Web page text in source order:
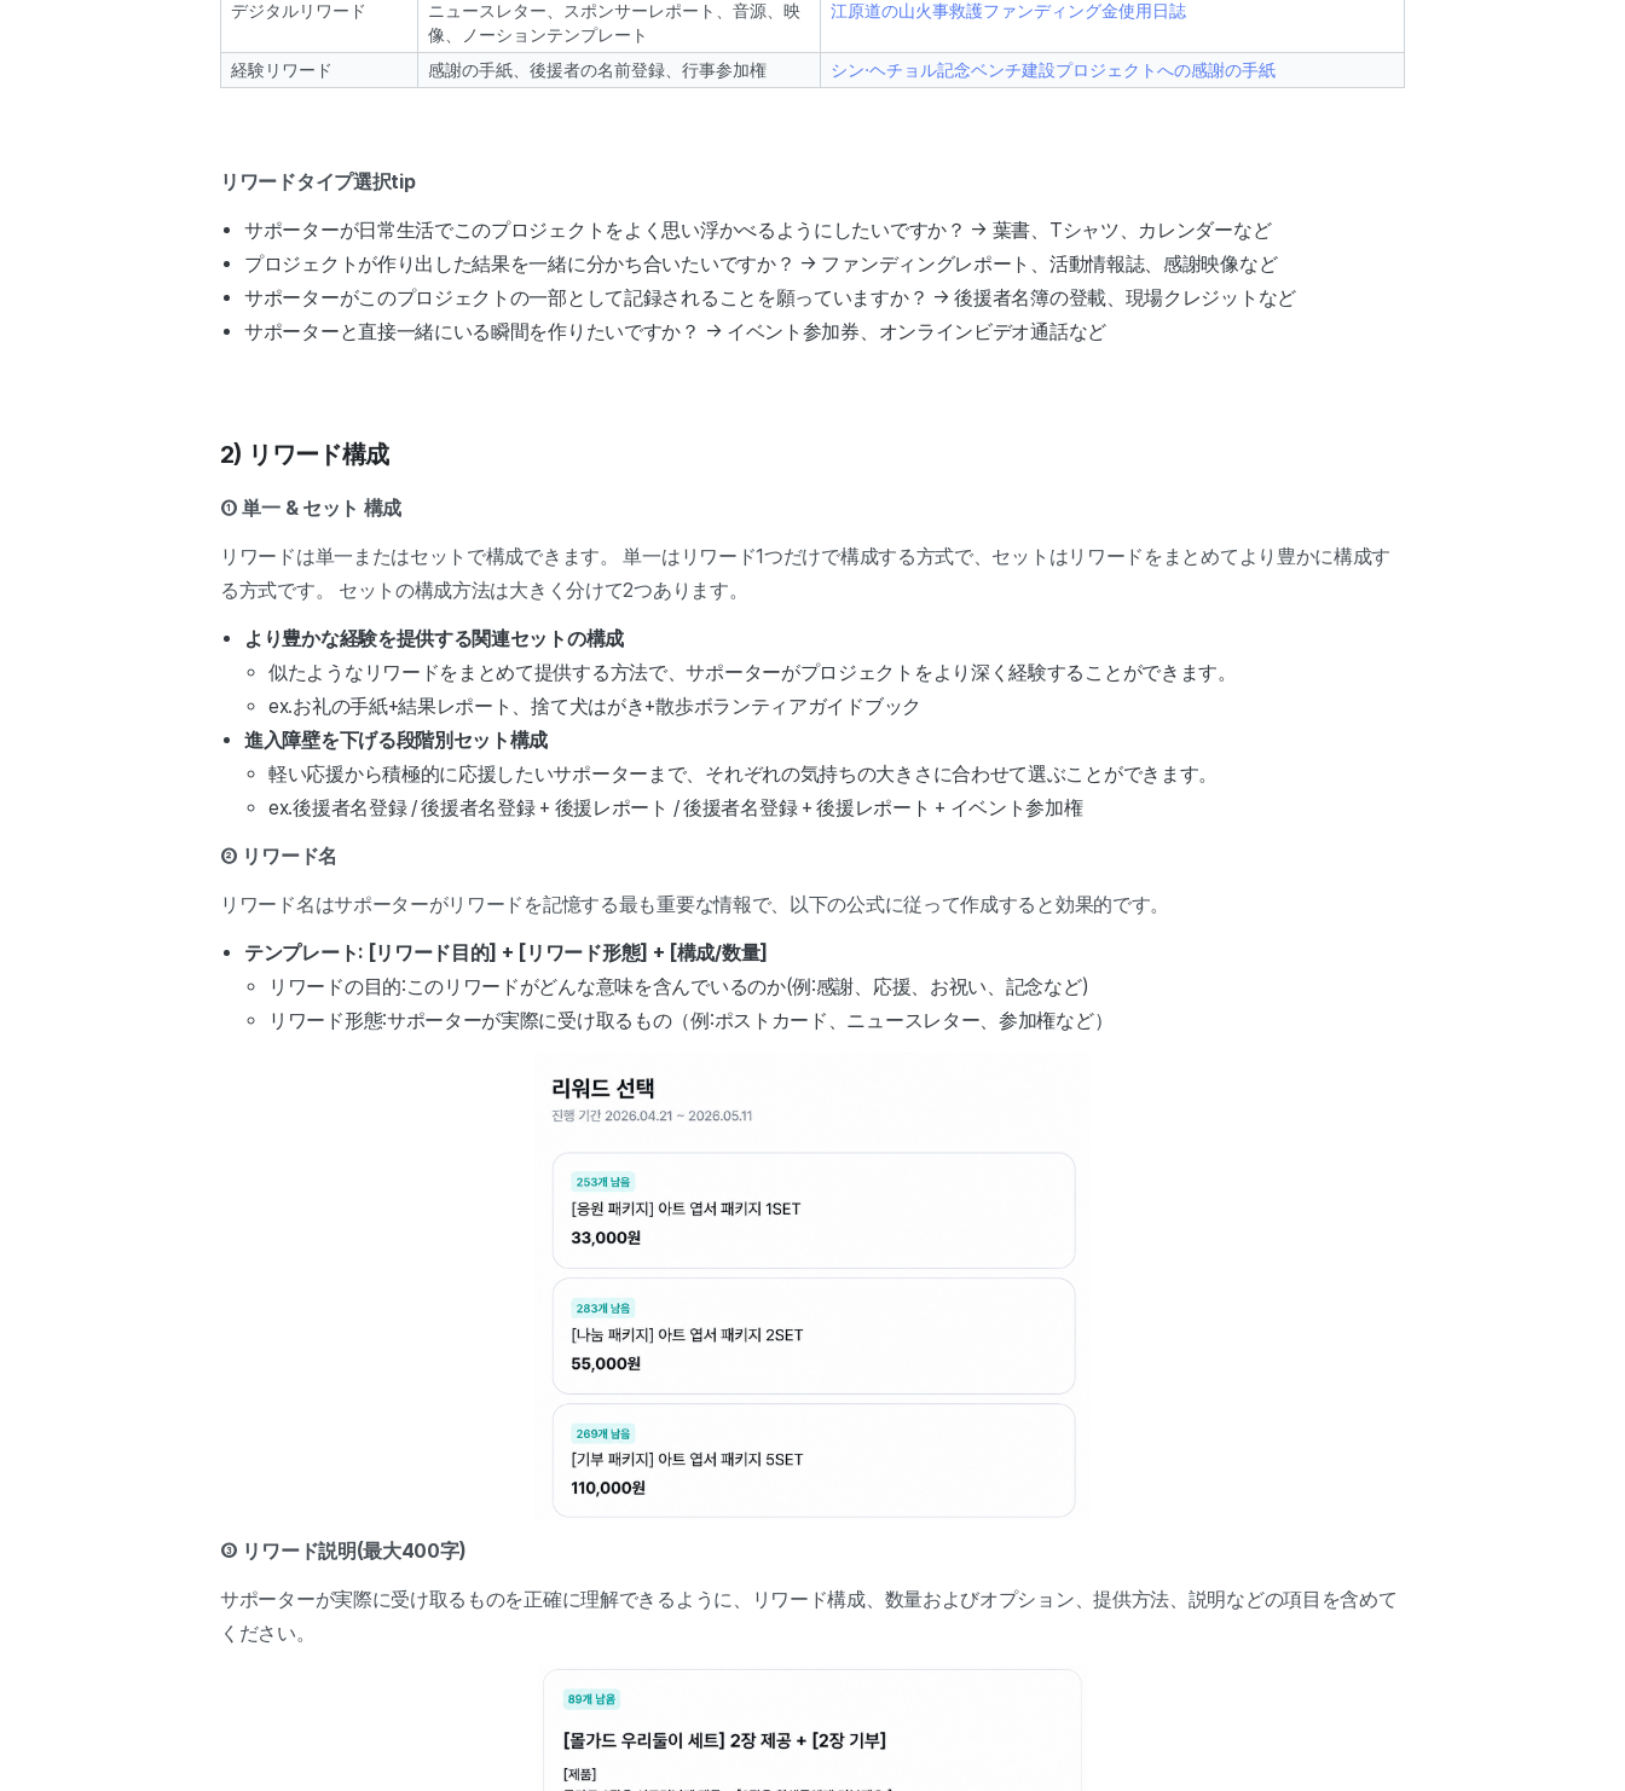
デジタルリワード
ニュースレター、スポンサーレポート、音源、映
像、ノーションテンプレート
江原道の山火事救護ファンディング金使用日誌
経験リワード 感謝の手紙、後援者の名前登録、行事参加権 シン·ヘチョル記念ベンチ建設プロジェクトへの感謝の手紙
リワードタイプ選択tip
サポーターが日常生活でこのプロジェクトをよく思い浮かべるようにしたいですか？ → 葉書、Tシャツ、カレンダーなど
プロジェクトが作り出した結果を一緒に分かち合いたいですか？ → ファンディングレポート、活動情報誌、感謝映像など
サポーターがこのプロジェクトの一部として記録されることを願っていますか？ → 後援者名簿の登載、現場クレジットなど
サポーターと直接一緒にいる瞬間を作りたいですか？ → イベント参加券、オンラインビデオ通話など
2) リワード構成
① 単一 & セット 構成
リワードは単一またはセットで構成できます。 単一はリワード1つだけで構成する方式で、セットはリワードをまとめてより豊かに構成す
る方式です。 セットの構成方法は大きく分けて2つあります。
より豊かな経験を提供する関連セットの構成
似たようなリワードをまとめて提供する方法で、サポーターがプロジェクトをより深く経験することができます。
ex.お礼の手紙+結果レポート、捨て犬はがき+散歩ボランティアガイドブック
進入障壁を下げる段階別セット構成
軽い応援から積極的に応援したいサポーターまで、それぞれの気持ちの大きさに合わせて選ぶことができます。
ex.後援者名登録 / 後援者名登録 + 後援レポート / 後援者名登録 + 後援レポート + イベント参加権
② リワード名
リワード名はサポーターがリワードを記憶する最も重要な情報で、以下の公式に従って作成すると効果的です。
テンプレート: [リワード目的] + [リワード形態] + [構成/数量]
リワードの目的:このリワードがどんな意味を含んでいるのか(例:感謝、応援、お祝い、記念など)
リワード形態:サポーターが実際に受け取るもの（例:ポストカード、ニュースレター、参加権など）
③ リワード説明(最大400字)
サポーターが実際に受け取るものを正確に理解できるように、リワード構成、数量およびオプション、提供方法、説明などの項目を含めて
ください。